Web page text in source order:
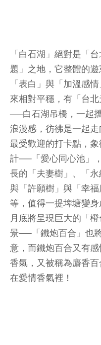
「白石湖」絕對是「
題」之地，它整體的
「表白」與「加溫感
來相對平穩，有「台
──白石湖吊橋，一起
浪漫感，彷彿是一起
最受歡迎的打卡點，
計──「愛心同心池」
長的「夫妻樹」、「永
與「許願樹」與「幸福
等，值得一提埤塘變
月底將呈現巨大的「
景──「鐵炮百合」也
意，而鐵炮百合又有
香氣，又被稱為麝香
在愛情香氣裡！